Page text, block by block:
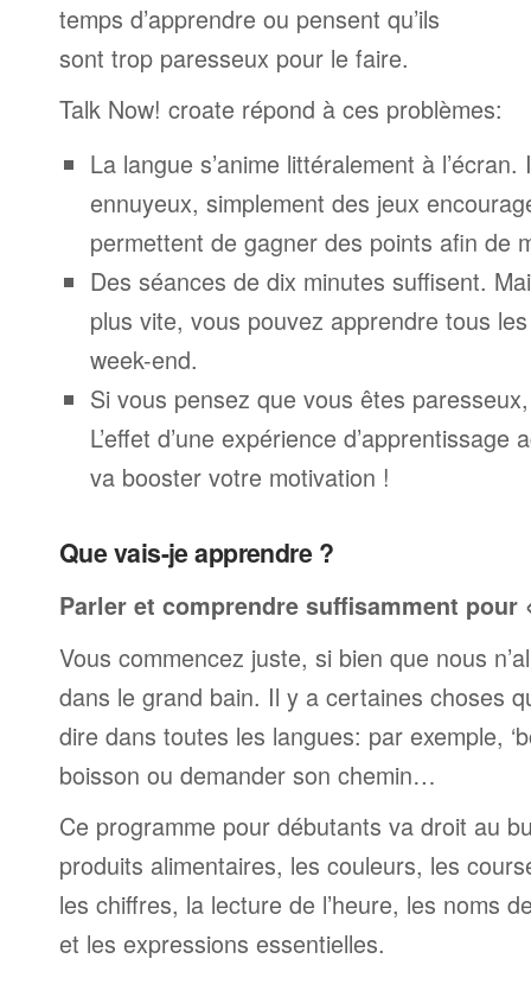
temps d’apprendre ou pensent qu’ils
sont trop paresseux pour le faire.
Talk Now! croate répond à ces problèmes:
La langue s’anime littéralement à l’écran.
ennuyeux, simplement des jeux
permettent de gagner des points afin de
Des séances de dix minutes suffisent.
plus vite, vous pouvez apprendre tous
week-end.
Si vous pensez que vous êtes
L’effet d’une expérience
va booster votre motivation !
Que vais-je apprendre ?
Parler et comprendre suffisamment pour
Vous commencez juste, si bien que nous
dans le grand bain. Il y a certaines choses
dire dans toutes les langues: par exemple,
boisson ou demander son chemin…
Ce programme pour débutants va droit au
produits alimentaires, les couleurs, les
les chiffres, la lecture de l’heure, les noms
et les expressions essentielles.